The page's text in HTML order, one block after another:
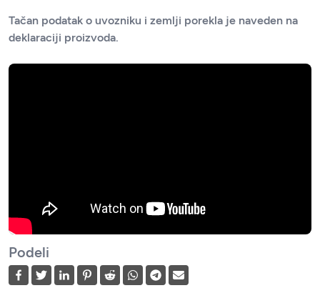
Tačan podatak o uvozniku i zemlji porekla je naveden na
deklaraciji proizvoda.
Podeli